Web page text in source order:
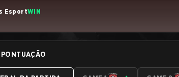
EsportWIN